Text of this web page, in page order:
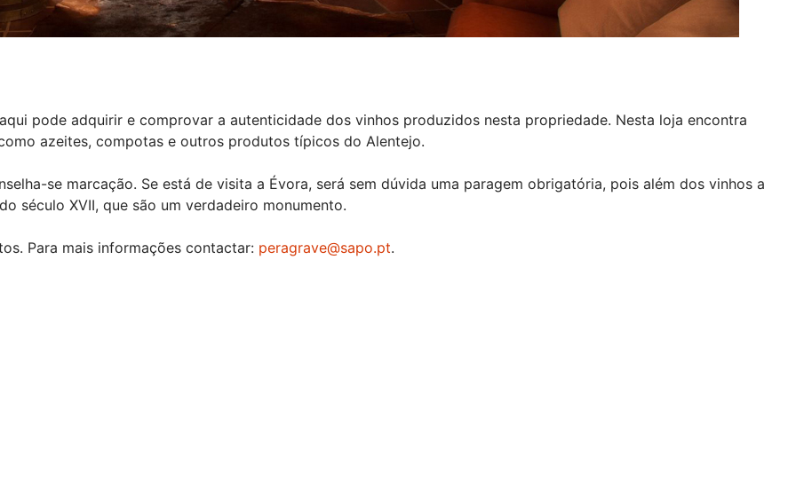
pode adquirir e comprovar a autenticidade dos vinhos produzidos nesta propriedade. Nesta loja encontra
azeites, compotas e outros produtos típicos do Alentejo.
se marcação. Se está de visita a Évora, será sem dúvida uma paragem obrigatória, pois além dos vinhos a
século XVII, que são um verdadeiro monumento.
Para mais informações contactar: peragrave@sapo.pt.